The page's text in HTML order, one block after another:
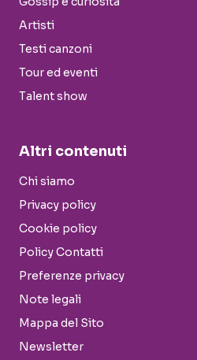
Artisti
Testi canzoni
Tour ed eventi
Talent show
Altri contenuti
Chi siamo
Privacy policy
Cookie policy
Policy Contatti
Preferenze privacy
Note legali
Mappa del Sito
Newsletter